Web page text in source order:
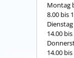
Montag
8.00 bis
14.00
14.00